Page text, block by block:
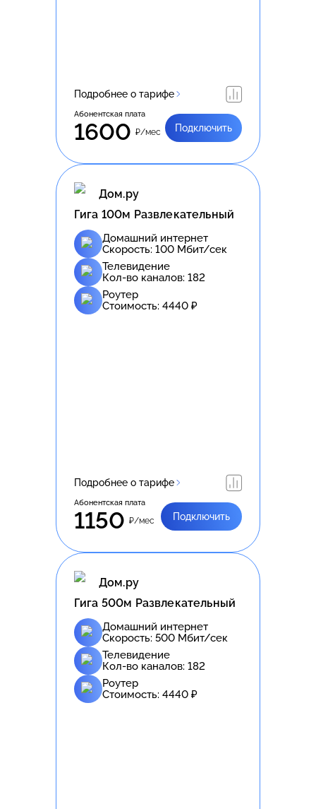
Подробнее о тарифе
Абонентская плата
1600 ₽/мес Подключить
Дом.ру
Гига 100м Развлекательный
Домашний интернет
Скорость: 100 Мбит/сек
Телевидение
Кол-во каналов: 182
Роутер
Стоимость: 4440 ₽
Подробнее о тарифе
Абонентская плата
1150 ₽/мес Подключить
Дом.ру
Гига 500м Развлекательный
Домашний интернет
Скорость: 500 Мбит/сек
Телевидение
Кол-во каналов: 182
Роутер
Стоимость: 4440 ₽